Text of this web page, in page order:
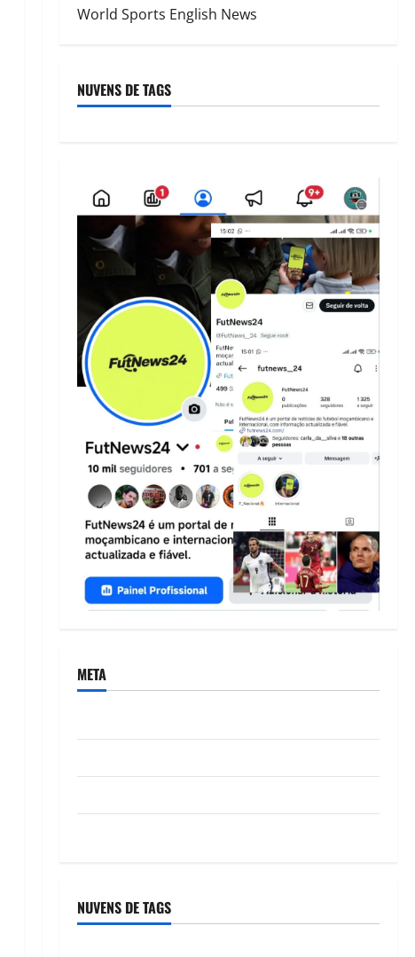
World Sports English News
NUVENS DE TAGS
META
NUVENS DE TAGS